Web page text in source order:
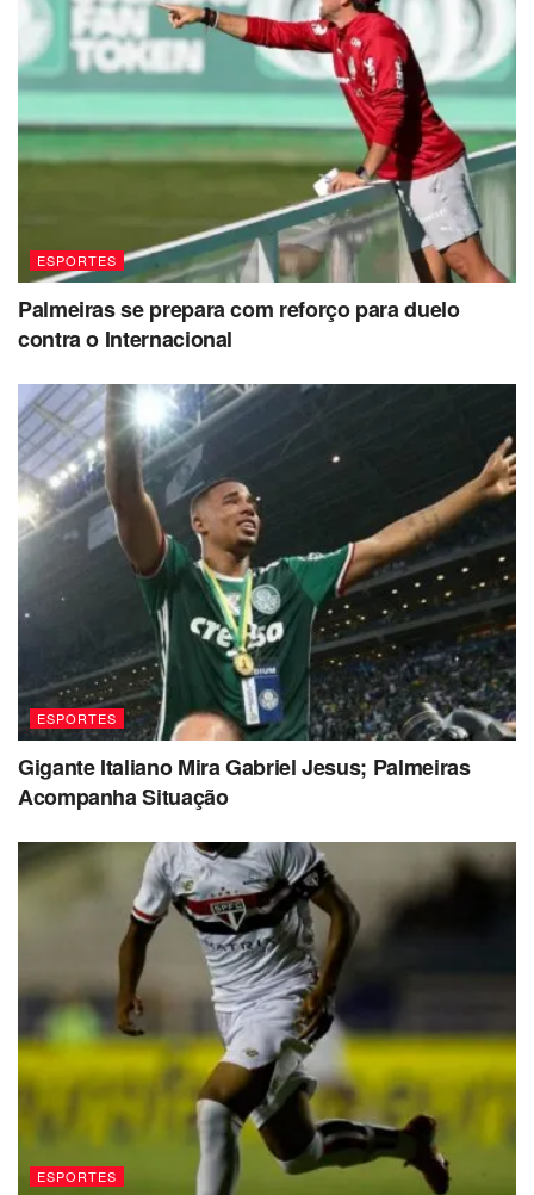
ESPORTES
Palmeiras se prepara com reforço para duelo
contra o Internacional
ESPORTES
Gigante Italiano Mira Gabriel Jesus; Palmeiras
Acompanha Situação
ESPORTES